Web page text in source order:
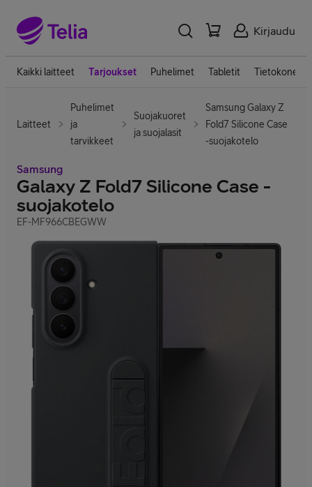
Kirjaudu
Kaikki laitteet Tarjoukset Puhelimet Tabletit Tietokoneet
Laitteet
Puhelimet
ja
tarvikkeet
Suojakuoret
ja suojalasit
Samsung Galaxy Z
Fold7 Silicone Case
-suojakotelo
Samsung
Galaxy Z Fold7 Silicone Case -
suojakotelo
EF-MF966CBEGWW